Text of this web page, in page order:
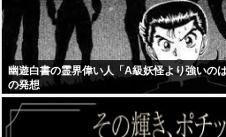
幽遊白書の霊界偉い人「A級妖怪より強いの
の発想